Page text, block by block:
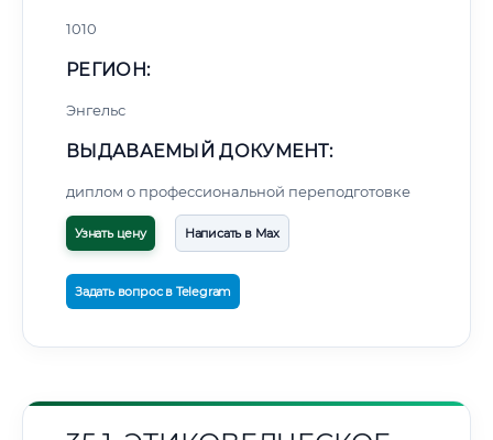
1010
РЕГИОН:
Энгельс
ВЫДАВАЕМЫЙ ДОКУМЕНТ:
диплом о профессиональной переподготовке
Узнать цену Написать в Max
Задать вопрос в Telegram